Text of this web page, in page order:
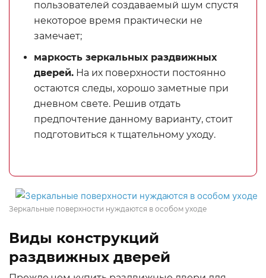
пользователей создаваемый шум спустя
некоторое время практически не
замечает;
маркость зеркальных раздвижных
дверей. На их поверхности постоянно
остаются следы, хорошо заметные при
дневном свете. Решив отдать
предпочтение данному варианту, стоит
подготовиться к тщательному уходу.
Зеркальные поверхности нуждаются в особом уходе
Виды конструкций
раздвижных дверей